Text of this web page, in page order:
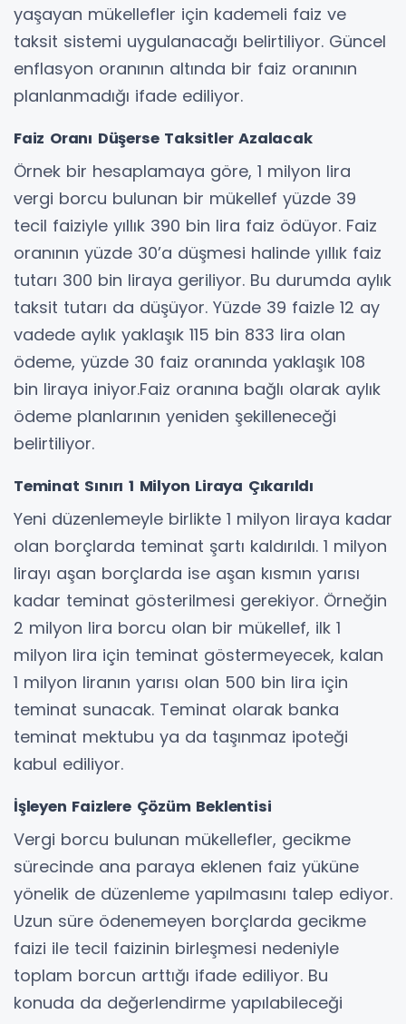
yaşayan mükellefler için kademeli faiz ve
taksit sistemi uygulanacağı belirtiliyor. Güncel
enflasyon oranının altında bir faiz oranının
planlanmadığı ifade ediliyor.
Faiz Oranı Düşerse Taksitler Azalacak
Örnek bir hesaplamaya göre, 1 milyon lira
vergi borcu bulunan bir mükellef yüzde 39
tecil faiziyle yıllık 390 bin lira faiz ödüyor. Faiz
oranının yüzde 30’a düşmesi halinde yıllık faiz
tutarı 300 bin liraya geriliyor. Bu durumda aylık
taksit tutarı da düşüyor. Yüzde 39 faizle 12 ay
vadede aylık yaklaşık 115 bin 833 lira olan
ödeme, yüzde 30 faiz oranında yaklaşık 108
bin liraya iniyor.Faiz oranına bağlı olarak aylık
ödeme planlarının yeniden şekilleneceği
belirtiliyor.
Teminat Sınırı 1 Milyon Liraya Çıkarıldı
Yeni düzenlemeyle birlikte 1 milyon liraya kadar
olan borçlarda teminat şartı kaldırıldı. 1 milyon
lirayı aşan borçlarda ise aşan kısmın yarısı
kadar teminat gösterilmesi gerekiyor. Örneğin
2 milyon lira borcu olan bir mükellef, ilk 1
milyon lira için teminat göstermeyecek, kalan
1 milyon liranın yarısı olan 500 bin lira için
teminat sunacak. Teminat olarak banka
teminat mektubu ya da taşınmaz ipoteği
kabul ediliyor.
İşleyen Faizlere Çözüm Beklentisi
Vergi borcu bulunan mükellefler, gecikme
sürecinde ana paraya eklenen faiz yüküne
yönelik de düzenleme yapılmasını talep ediyor.
Uzun süre ödenemeyen borçlarda gecikme
faizi ile tecil faizinin birleşmesi nedeniyle
toplam borcun arttığı ifade ediliyor. Bu
konuda da değerlendirme yapılabileceği